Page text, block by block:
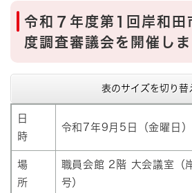
令和７年度第1回岸和田
度調査審議会を開催しま
表のサイズを切り替
日
時
令和7年9月5日（金曜日
場
所
職員会館 2階 大会議室（
号）